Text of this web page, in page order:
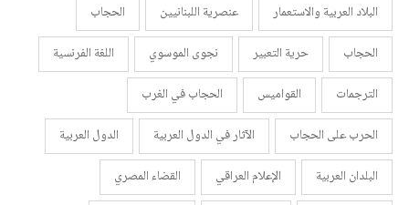
البلاد العربية والاستعمار
عنصرية اللبنانيين
الحجاب
الحجاب
حرية التعبير نجوى الموسوي
اللغة الفرنسية
الترجمات
القواميس
الحجاب في الغرب
الحرب على الحجاب
الآثار في الدول العربية
الدول العربية
البلدان العربية
الإعلام العراقي
القضاء المصري